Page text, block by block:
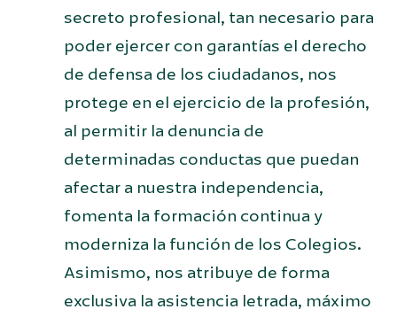
secreto profesional, tan necesario para
poder ejercer con garantías el derecho
de defensa de los ciudadanos, nos
protege en el ejercicio de la profesión,
al permitir la denuncia de
determinadas conductas que puedan
afectar a nuestra independencia,
fomenta la formación continua y
moderniza la función de los Colegios.
Asimismo, nos atribuye de forma
exclusiva la asistencia letrada, máximo